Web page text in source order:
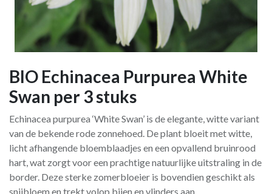
BIO Echinacea Purpurea White
Swan per 3 stuks
Echinacea purpurea ‘White Swan’ is de elegante, witte variant
van de bekende rode zonnehoed. De plant bloeit met witte,
licht afhangende bloemblaadjes en een opvallend bruinrood
hart, wat zorgt voor een prachtige natuurlijke uitstraling in de
border. Deze sterke zomerbloeier is bovendien geschikt als
snijbloem en trekt volop bijen en vlinders aan.